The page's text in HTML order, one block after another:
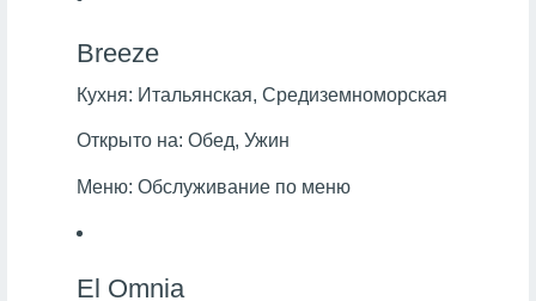
Breeze
Кухня: Итальянская, Средиземноморская
Открыто на: Обед, Ужин
Меню: Обслуживание по меню
El Omnia